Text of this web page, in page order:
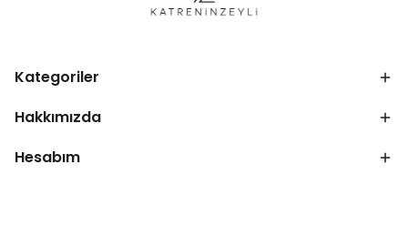
Kategoriler
Hakkımızda
Hesabım